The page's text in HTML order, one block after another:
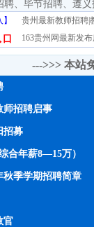
聘、 毕节招聘、 遵义
贵州最新教师招聘|
163贵州网最新发
区 --->>> 本站
师招聘启事
招募
合年薪8—15万）
秋季学期招聘简章
官